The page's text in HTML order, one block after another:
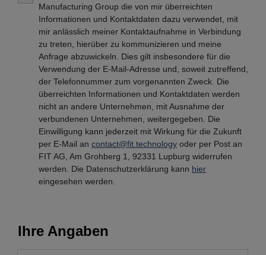
Manufacturing Group die von mir überreichten
Informationen und Kontaktdaten dazu verwendet, mit
mir anlässlich meiner Kontaktaufnahme in Verbindung
zu treten, hierüber zu kommunizieren und meine
Anfrage abzuwickeln. Dies gilt insbesondere für die
Verwendung der E-Mail-Adresse und, soweit zutreffend,
der Telefonnummer zum vorgenannten Zweck. Die
überreichten Informationen und Kontaktdaten werden
nicht an andere Unternehmen, mit Ausnahme der
verbundenen Unternehmen, weitergegeben. Die
Einwilligung kann jederzeit mit Wirkung für die Zukunft
per E-Mail an contact@fit.technology oder per Post an
FIT AG, Am Grohberg 1, 92331 Lupburg widerrufen
werden. Die Datenschutzerklärung kann hier
eingesehen werden.
Ihre Angaben